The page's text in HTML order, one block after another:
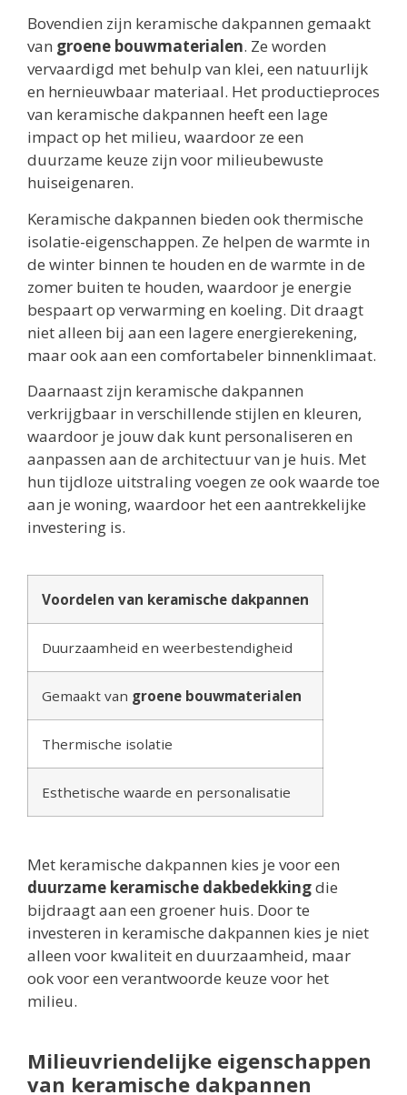
Bovendien zijn keramische dakpannen gemaakt
van groene bouwmaterialen. Ze worden
vervaardigd met behulp van klei, een natuurlijk
en hernieuwbaar materiaal. Het productieproces
van keramische dakpannen heeft een lage
impact op het milieu, waardoor ze een
duurzame keuze zijn voor milieubewuste
huiseigenaren.
Keramische dakpannen bieden ook thermische
isolatie-eigenschappen. Ze helpen de warmte in
de winter binnen te houden en de warmte in de
zomer buiten te houden, waardoor je energie
bespaart op verwarming en koeling. Dit draagt
niet alleen bij aan een lagere energierekening,
maar ook aan een comfortabeler binnenklimaat.
Daarnaast zijn keramische dakpannen
verkrijgbaar in verschillende stijlen en kleuren,
waardoor je jouw dak kunt personaliseren en
aanpassen aan de architectuur van je huis. Met
hun tijdloze uitstraling voegen ze ook waarde toe
aan je woning, waardoor het een aantrekkelijke
investering is.
Voordelen van keramische dakpannen
Duurzaamheid en weerbestendigheid
Gemaakt van groene bouwmaterialen
Thermische isolatie
Esthetische waarde en personalisatie
Met keramische dakpannen kies je voor een
duurzame keramische dakbedekkingdie
bijdraagt aan een groener huis. Door te
investeren in keramische dakpannen kies je niet
alleen voor kwaliteit en duurzaamheid, maar
ook voor een verantwoorde keuze voor het
milieu.
Milieuvriendelijke eigenschappen
van keramische dakpannen